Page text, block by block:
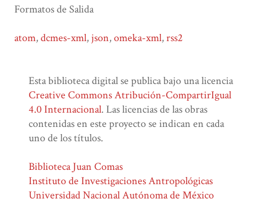
Formatos de Salida
atom,dcmes-xml, json,omeka-xml,rss2
Esta biblioteca digital se publica bajo una licencia
Creative Commons Atribución-CompartirIgual
4.0 Internacional. Las licencias de las obras
contenidas en este proyecto se indican en cada
uno de los títulos.
Biblioteca Juan Comas
Instituto de Investigaciones Antropológicas
Universidad Nacional Autónoma de México